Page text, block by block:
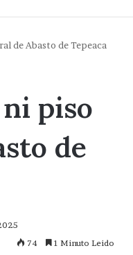
de Abasto de Tepeaca
piso
de
74
1 Minuto Leido